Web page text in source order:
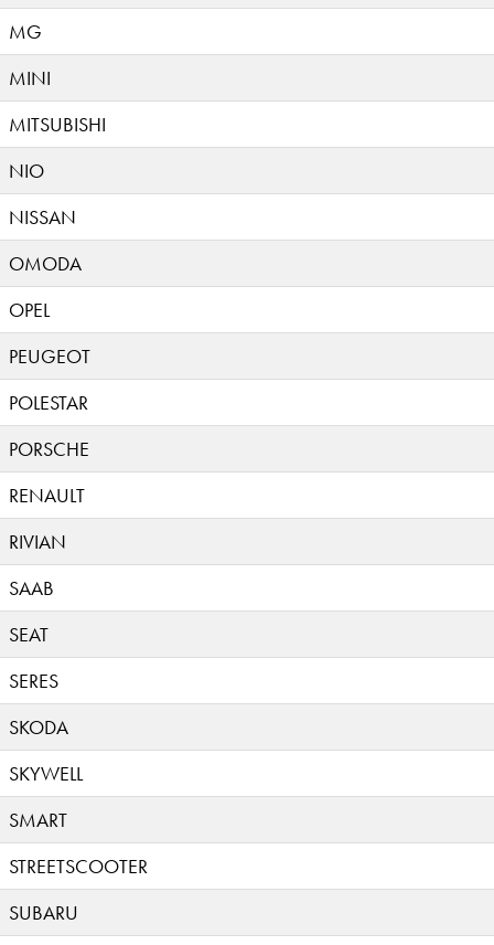
MG
MINI
MITSUBISHI
NIO
NISSAN
OMODA
OPEL
PEUGEOT
POLESTAR
PORSCHE
RENAULT
RIVIAN
SAAB
SEAT
SERES
SKODA
SKYWELL
SMART
STREETSCOOTER
SUBARU